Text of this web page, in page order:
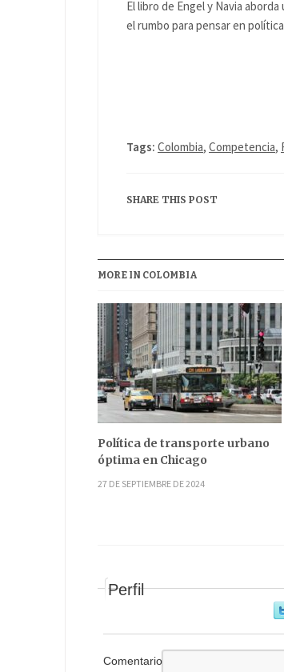
El libro de Engel y Navia
el rumbo para pensar en
Tags: Colombia, Competencia,
SHARE THIS POST
MORE IN COLOMBIA
Política de transporte urbano
óptima en Chicago
27 DE SEPTIEMBRE DE 2024
Perfil
Comentario